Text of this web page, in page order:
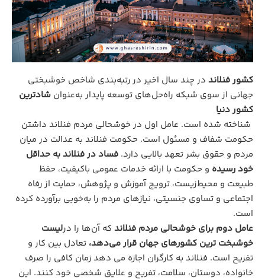
کشور فنلاند در چند سال اخیر در رتبه‌بندی شاخص خوشبختی
جهانی از سوی شبکه راه‌حل‌های توسعه پایدار به‌عنوان شادترین
کشور دنیا
شناخته شده است. عامل اول در خوشحالی مردم فنلاند داشتن
حکومت شفاف و مسئول است. حکومت فنلاند به عدالت در میان
مردم و حقوق بشر تعهد بالایی دارد. فساد در فنلاند به حداقل
خود رسیده و حکومت با ارائه خدمات عمومی باکیفیت، حفظ
طبیعت و محیط‌زیست، ترویج آموزش و پژوهش، حمایت از رفاه
اجتماعی و تساوی جنسیتی، نیازهای مردم را به‌خوبی برآورده کرده
است.
عامل دوم برای خوشحالی مردم فنلاند که آن‌ها را درلیست
خوشبخت ترین کشورهای جهان قرار می‌دهد، تعادل بین کار و
تفریح است. فنلاند به کارگران اجازه می دهد زمان کافی را صرف
خانواده، دوستان، سلامت، تفریح و علایق شخصی خود کنند. این